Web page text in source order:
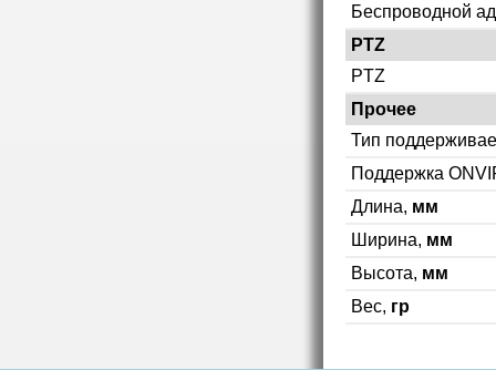
Беспроводной
PTZ
PTZ
Прочее
Тип
Поддержка
Длина, мм
Ширина, мм
Высота, мм
Вес, гр